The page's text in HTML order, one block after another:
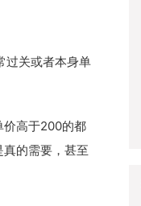
过关或者本身单
价高于200的都
的需要，甚至